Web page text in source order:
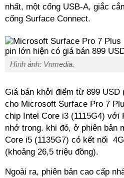
nhất, một cổng USB-A, giắc
cổng Surface Connect.
Hình ảnh: Vnmedia.
Giá bán khởi điểm từ 899 USD
cho Microsoft Surface Pro 7
chip Intel Core i3 (1115G4) với
nhớ trong. khi đó, ở phiên bản
Core i5 (1135G7) có kết nối
(khoảng 26,5 triệu đồng).
Ngoài ra, phiên bản cao cấp